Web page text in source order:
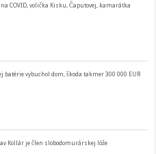
COVID, volička Kisku, Čaputovej, kamarátka
batérie vybuchol dom, škoda takmer 300 000 EUR
Kollár je člen slobodomurárskej lóže